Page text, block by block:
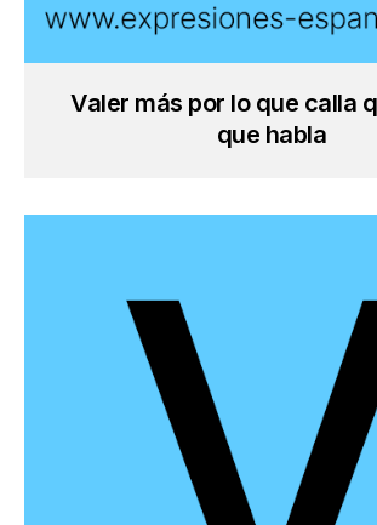
Valer más por lo que calla
que habla